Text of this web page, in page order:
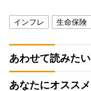
インフレ 生命保険
あわせて読みたい
あなたにオススメ